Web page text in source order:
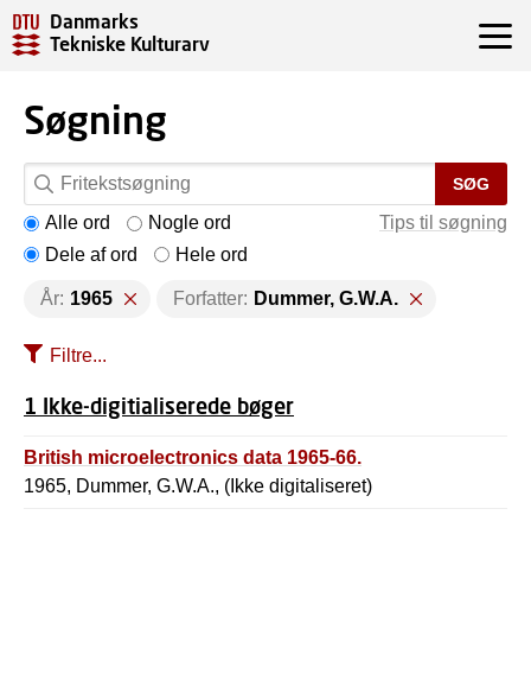
Danmarks
Tekniske Kulturarv
Søgning
SØG
Tips til søgning
Alle ord
Nogle ord
Dele af ord
Hele ord
År: 1965 Forfatter: Dummer, G.W.A.
Filtre...
1 Ikke-digitialiserede bøger
British microelectronics data 1965-66.
1965, Dummer, G.W.A., (Ikke digitaliseret)